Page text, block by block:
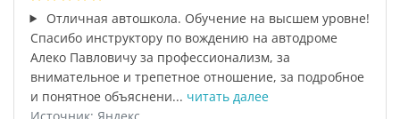
Отличная автошкола. Обучение на высшем уровне!
Спасибо инструктору по вождению на автодроме
Алеко Павловичу за профессионализм, за
внимательное и трепетное отношение, за подробное
и понятное объяснени... читать далее
Источник: Яндекс